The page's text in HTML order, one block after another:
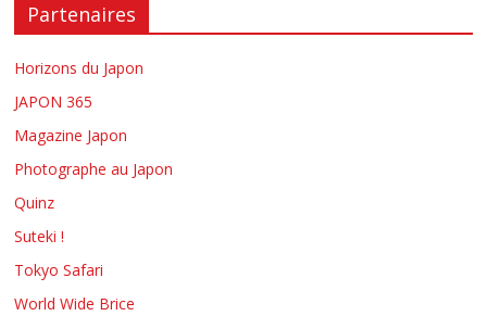
Partenaires
Horizons du Japon
JAPON 365
Magazine Japon
Photographe au Japon
Quinz
Suteki !
Tokyo Safari
World Wide Brice